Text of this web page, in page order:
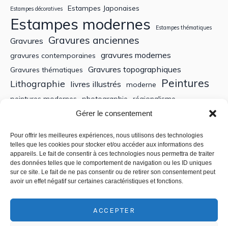
Gérer le consentement
Pour offrir les meilleures expériences, nous utilisons des technologies
telles que les cookies pour stocker et/ou accéder aux informations des
appareils. Le fait de consentir à ces technologies nous permettra de traiter
des données telles que le comportement de navigation ou les ID uniques
sur ce site. Le fait de ne pas consentir ou de retirer son consentement peut
avoir un effet négatif sur certaines caractéristiques et fonctions.
ACCEPTER
Estampes décoratives Estampes Japonaises
Estampes modernes Estampes thématiques
Gravures Gravures anciennes
gravures contemporaines gravures modernes
Gravures thématiques Gravures topographiques
Lithographie livres illustrés moderne Peintures
peintures modernes photographie régionalisme
Tableaux anciens XIXe siècle
Recherche